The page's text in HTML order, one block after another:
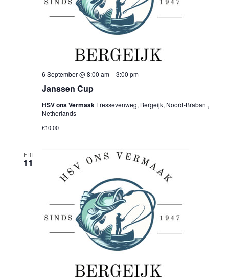
Janssen Cup
6 September @ 8:00 am–3:00 pm
HSV ons Vermaak Fressevenweg, Bergeijk, Noord-Brabant,
Netherlands
€10.00
FRI
11